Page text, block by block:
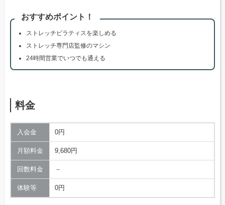
おすすめポイント！
ストレッチピラティスを楽しめる
ストレッチ専門店監修のマシン
24時間営業でいつでも通える
料金
入会金 0円
月額料金 9,680円
回数料金 －
体験等 0円